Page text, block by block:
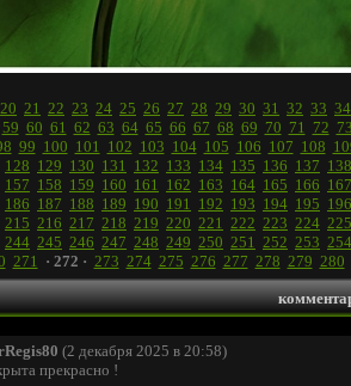
20 21 22 23 24 25 26 27 28 29 30 31 32 33 34
59 60 61 62 63 64 65 66 67 68 69 70 71 72 73
99 100 101 102 103 104 105 106 107 108
128 129 130 131 132 133 134 135 136 137 138
157 158 159 160 161 162 163 164 165 166 167
186 187 188 189 190 191 192 193 194 195 196
215 216 217 218 219 220 221 222 223 224 225
244 245 246 247 248 249 250 251 252 253 254
271 · 272 · 273 274 275 276 277 278 279 280
(2 декабря 2025 в 20:58)
прекрасно !